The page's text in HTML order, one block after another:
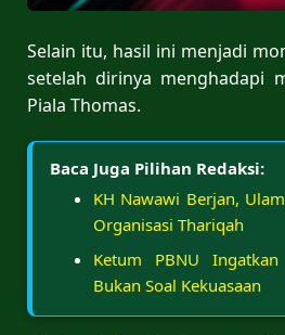
Selain itu, hasil ini menjadi
setelah dirinya menghadapi
Piala Thomas.
Baca Juga Pilihan Redaksi:
KH Nawawi Berjan,
Organisasi Thariqah
Ketum PBNU
Bukan Soal Kekuasaan